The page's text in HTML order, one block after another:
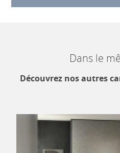
Dans le
Découvrez nos autres